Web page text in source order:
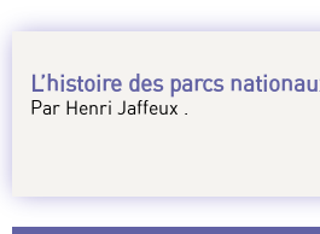
L’histoire des parcs
Par Henri Jaffeux .